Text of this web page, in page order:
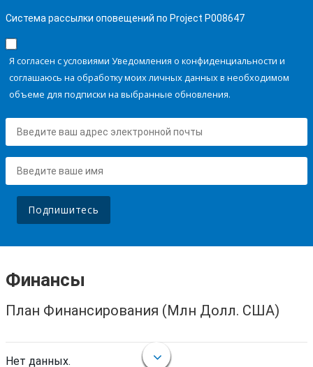
Система рассылки оповещений по Project P008647
Я согласен с условиями Уведомления о конфиденциальности и
соглашаюсь на обработку моих личных данных в необходимом
объеме для подписки на выбранные обновления.
Подпишитесь
Финансы
План Финансирования (Млн Долл. США)
Нет данных.